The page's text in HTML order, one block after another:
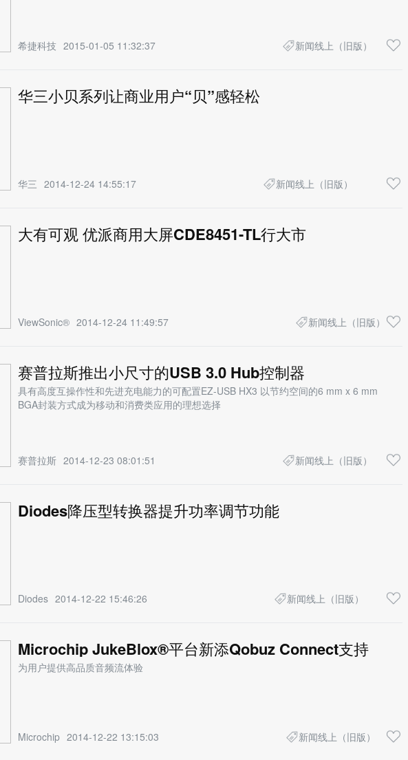
希捷科技 2015-01-05 11:32:37 新闻线上（旧版）
华三小贝系列让商业用户“贝”感轻松
华三 2014-12-24 14:55:17 新闻线上（旧版）
大有可观 优派商用大屏CDE8451-TL行大市
ViewSonic® 2014-12-24 11:49:57 新闻线上（旧版）
赛普拉斯推出小尺寸的USB 3.0 Hub控制器
具有高度互操作性和先进充电能力的可配置EZ-USB HX3 以节约空间的6 mm x 6 mm
BGA封装方式成为移动和消费类应用的理想选择
赛普拉斯 2014-12-23 08:01:51 新闻线上（旧版）
Diodes降压型转换器提升功率调节功能
Diodes 2014-12-22 15:46:26 新闻线上（旧版）
Microchip JukeBlox®平台新添Qobuz Connect支持
为用户提供高品质音频流体验
Microchip 2014-12-22 13:15:03 新闻线上（旧版）